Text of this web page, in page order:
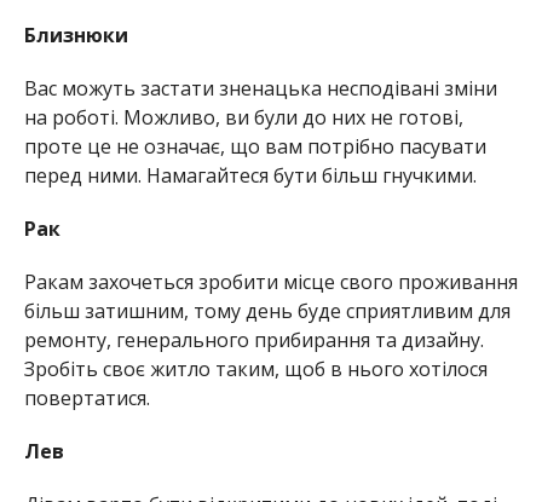
Близнюки
Вас можуть застати зненацька несподівані зміни
на роботі. Можливо, ви були до них не готові,
проте це не означає, що вам потрібно пасувати
перед ними. Намагайтеся бути більш гнучкими.
Рак
Ракам захочеться зробити місце свого проживання
більш затишним, тому день буде сприятливим для
ремонту, генерального прибирання та дизайну.
Зробіть своє житло таким, щоб в нього хотілося
повертатися.
Лев